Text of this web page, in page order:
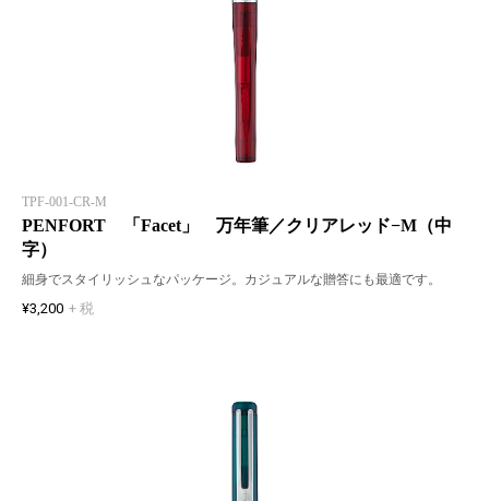
TPF-001-CR-M
PENFORT 「Facet」 万年筆／クリアレッド−M（中
字）
細身でスタイリッシュなパッケージ。カジュアルな贈答にも最適です。
¥3,200 + 税